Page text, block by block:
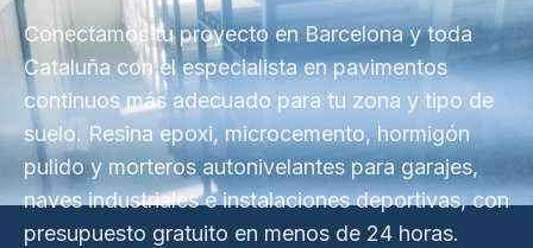
Conectamos tu proyecto en Barcelona y toda
Cataluña con el especialista en pavimentos
continuos más adecuado para tu zona y tipo de
suelo. Resina epoxi, microcemento, hormigón
pulido y morteros autonivelantes para garajes,
naves industriales e instalaciones deportivas, con
presupuesto gratuito en menos de 24 horas.